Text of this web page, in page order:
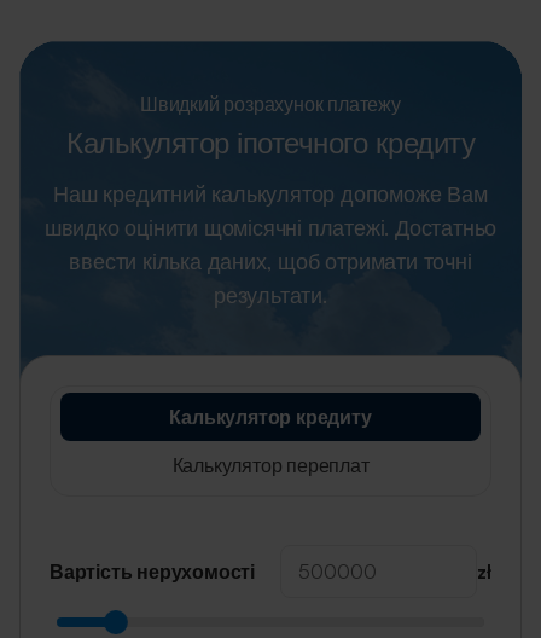
Швидкий розрахунок платежу
Калькулятор іпотечного кредиту
Наш кредитний калькулятор допоможе Вам
швидко оцінити щомісячні платежі. Достатньо
ввести кілька даних, щоб отримати точні
результати.
Калькулятор кредиту
Калькулятор переплат
Вартість нерухомості zł